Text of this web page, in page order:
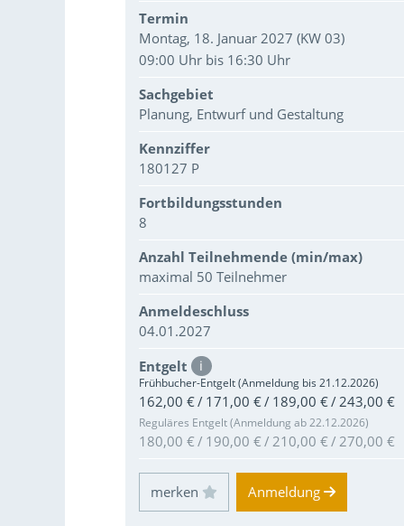
Termin
Montag, 18. Januar 2027 (KW 03)
09:00 Uhr bis 16:30 Uhr
Sachgebiet
Planung, Entwurf und Gestaltung
Kennziffer
180127 P
Fortbildungsstunden
8
Anzahl Teilnehmende (min/max)
maximal 50 Teilnehmer
Anmeldeschluss
04.01.2027
Entgelt i
Frühbucher-Entgelt (Anmeldung bis 21.12.2026)
162,00 € / 171,00 € / 189,00 € / 243,00 €
Reguläres Entgelt (Anmeldung ab 22.12.2026)
180,00 € / 190,00 € / 210,00 € / 270,00 €
Einloggen und Merkliste benutzen
Anmeldung